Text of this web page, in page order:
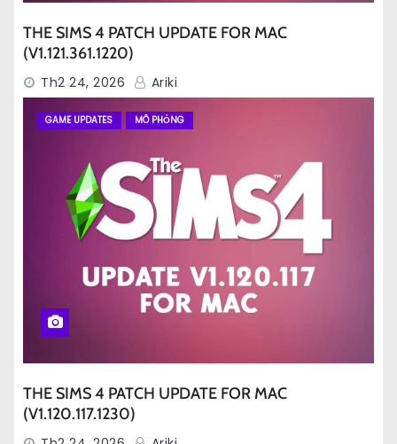
THE SIMS 4 PATCH UPDATE FOR MAC
(V1.121.361.1220)
Th2 24, 2026 Ariki
GAME UPDATES MÔ PHỎNG
THE SIMS 4 PATCH UPDATE FOR MAC
(V1.120.117.1230)